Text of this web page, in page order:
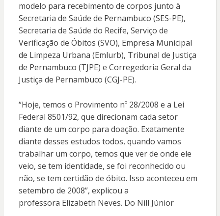
modelo para recebimento de corpos junto à
Secretaria de Saúde de Pernambuco (SES-PE),
Secretaria de Saúde do Recife, Serviço de
Verificação de Óbitos (SVO), Empresa Municipal
de Limpeza Urbana (Emlurb), Tribunal de Justiça
de Pernambuco (TJPE) e Corregedoria Geral da
Justiça de Pernambuco (CGJ-PE).
“Hoje, temos o Provimento nº 28/2008 e a Lei
Federal 8501/92, que direcionam cada setor
diante de um corpo para doação. Exatamente
diante desses estudos todos, quando vamos
trabalhar um corpo, temos que ver de onde ele
veio, se tem identidade, se foi reconhecido ou
não, se tem certidão de óbito. Isso aconteceu em
setembro de 2008”, explicou a
professora Elizabeth Neves. Do Nill Júnior